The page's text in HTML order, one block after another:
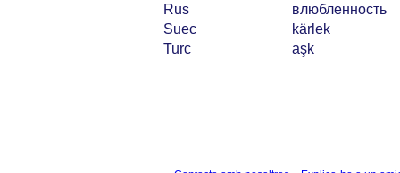
Rus
влюбленность
Suec
kärlek
Turc
aşk